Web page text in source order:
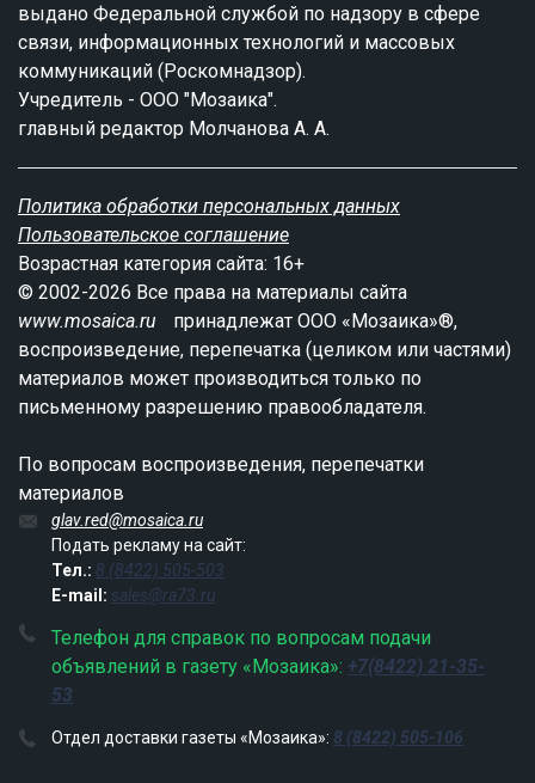
выдано Федеральной службой по надзору в сфере
связи, информационных технологий и массовых
коммуникаций (Роскомнадзор).
Учредитель - ООО "Мозаика".
главный редактор Молчанова А. А.
Политика обработки персональных данных
Пользовательское соглашение
Возрастная категория сайта: 16+
© 2002-2026 Все права на материалы сайта
www.mosaica.ru
принадлежат ООО «Мозаика»®,
воспроизведение, перепечатка (целиком или частями)
материалов может производиться только по
письменному разрешению правообладателя.
По вопросам воспроизведения, перепечатки
материалов
glav.red@mosaica.ru
Подать рекламу на сайт:
Тел.: 8 (8422) 505-503
E-mail: sales@ra73.ru
Телефон для справок по вопросам подачи
объявлений в газету «Мозаика»: +7(8422) 21-35-
53
Отдел доставки газеты «Мозаика»: 8 (8422) 505-106